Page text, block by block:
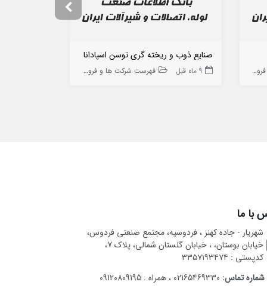
ها
صنایع ذوب و ریخته گری توسن اسپادانا
9 ماه قبل فهرست شرکت ها و فروشگاه ها
با ما
شهریار - جاده کهنز ، فردوسیه، مجتمع صنعتی فردوس،
خیابان بوستان، ، خیابان گلستان شمالی، پلاک 7،
کدپستی : ۳۳۵۷۱۹۳۴۷۴
شماره تماس: 02165469330 ، همراه : 09120809195